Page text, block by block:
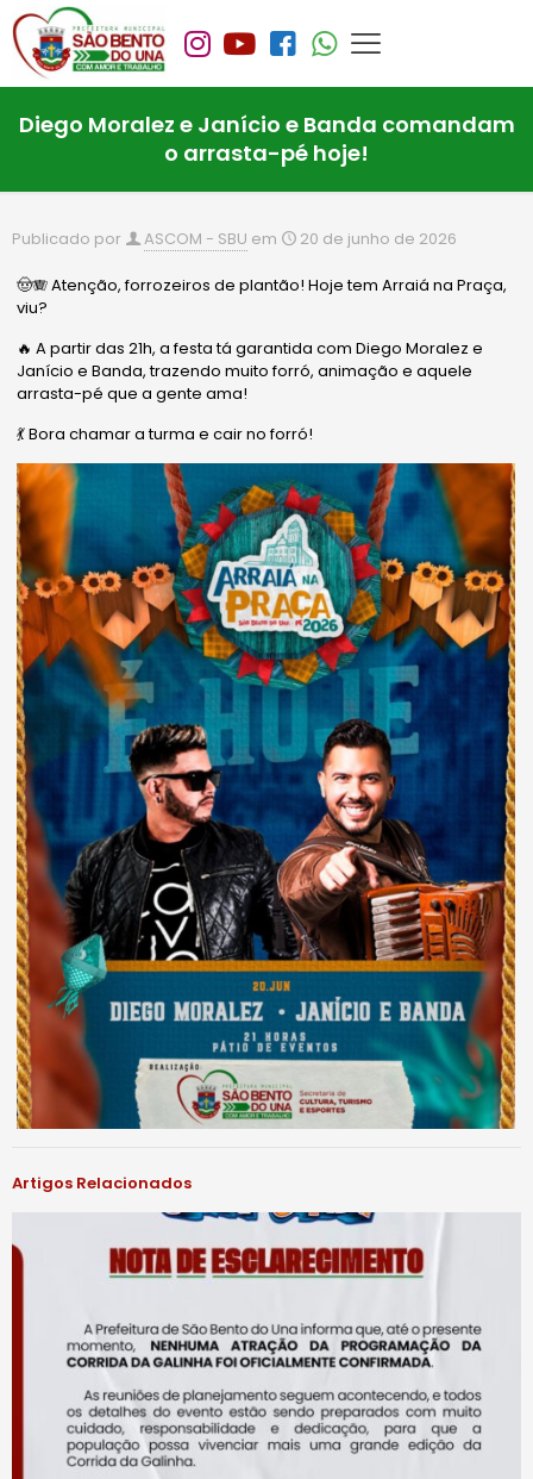
Diego Moralez e Janício e Banda comandam
o arrasta-pé hoje!
Publicado por ASCOM - SBU em 20 de junho de 2026
🤠🪗 Atenção, forrozeiros de plantão! Hoje tem Arraiá na Praça,
viu?
🔥 A partir das 21h, a festa tá garantida com Diego Moralez e
Janício e Banda, trazendo muito forró, animação e aquele
arrasta-pé que a gente ama!
💃 Bora chamar a turma e cair no forró!
Artigos Relacionados